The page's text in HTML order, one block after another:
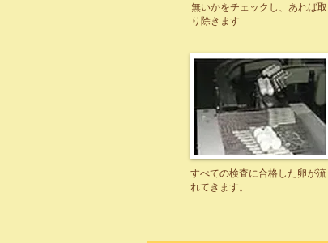
無いかをチェックし、あれば取
り除きます
すべての検査に合格した卵が流
れてきます。